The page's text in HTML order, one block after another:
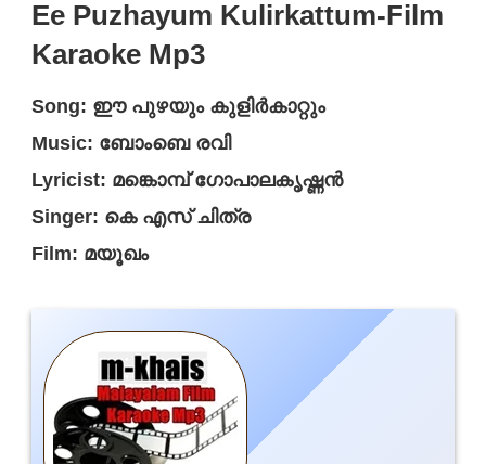
Ee Puzhayum Kulirkattum-Film
Karaoke Mp3
Song: ഈ പുഴയും കുളിർകാറ്റും
Music: ബോംബെ രവി
Lyricist: മങ്കൊമ്പ് ഗോപാലകൃഷ്ണൻ
Singer: കെ എസ് ചിത്ര
Film: മയൂഖം